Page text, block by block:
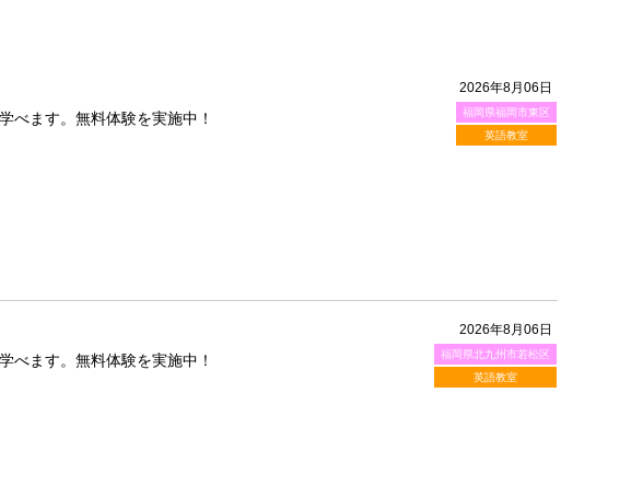
2026年8月06日
福岡県福岡市東区
英語教室
べます。無料体験を実施中！
2026年8月06日
福岡県北九州市若松区
英語教室
べます。無料体験を実施中！